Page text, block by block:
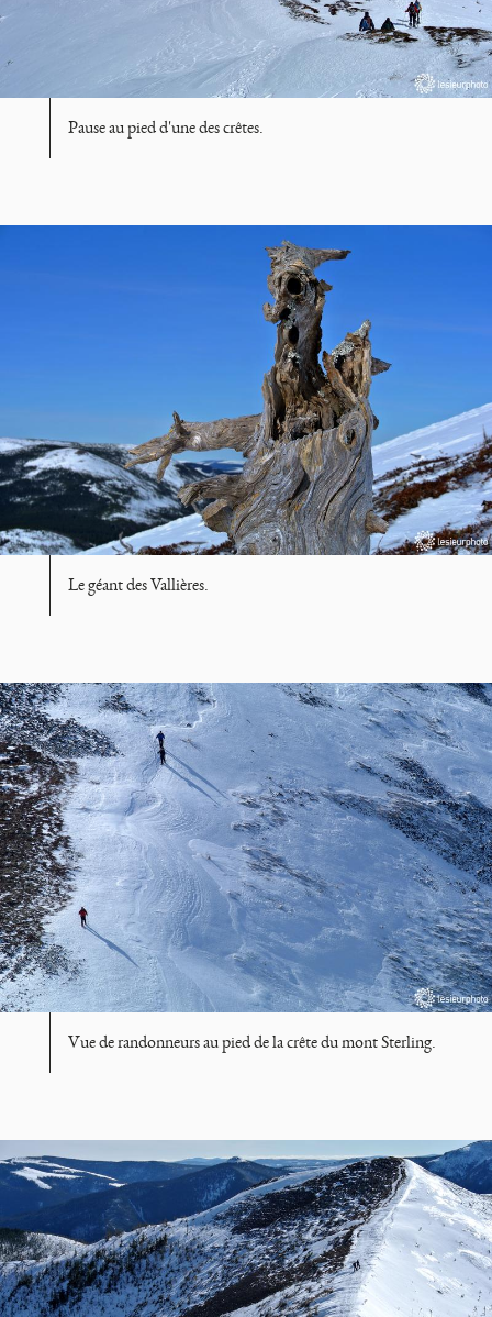
Pause au pied d'une des crêtes.
Le géant des Vallières.
Vue de randonneurs au pied de la crête du mont Sterling.